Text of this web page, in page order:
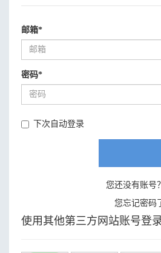
邮箱*
密码*
下次自动登录
您还没有账号
您忘记密码
使用其他第三方网站账号登